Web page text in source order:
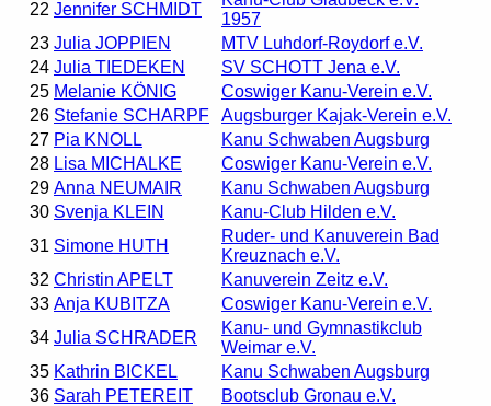
22 Jennifer SCHMIDT
1957
23 Julia JOPPIEN
MTV Luhdorf-Roydorf e.V.
24 Julia TIEDEKEN
SV SCHOTT Jena e.V.
25 Melanie KÖNIG
Coswiger Kanu-Verein e.V.
26 Stefanie SCHARPF
Augsburger Kajak-Verein e.V.
27 Pia KNOLL
Kanu Schwaben Augsburg
28 Lisa MICHALKE
Coswiger Kanu-Verein e.V.
29 Anna NEUMAIR
Kanu Schwaben Augsburg
30 Svenja KLEIN
Kanu-Club Hilden e.V.
31 Simone HUTH
Ruder- und Kanuverein Bad
Kreuznach e.V.
32 Christin APELT
Kanuverein Zeitz e.V.
33 Anja KUBITZA
Coswiger Kanu-Verein e.V.
34 Julia SCHRADER
Kanu- und Gymnastikclub
Weimar e.V.
35 Kathrin BICKEL
Kanu Schwaben Augsburg
36 Sarah PETEREIT
Bootsclub Gronau e.V.